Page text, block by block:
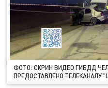
ФОТО: СКРИН ВИДЕО ГИБДД
ПРЕДОСТАВЛЕНО ТЕЛЕКАНАЛУ